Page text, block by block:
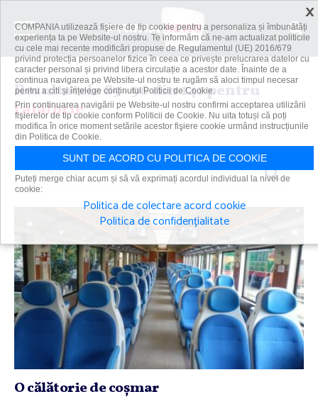
Rezultatele 85 - 96 din 141 pentru
calatorie
Caută
O călătorie de coşmar
×
COMPANIA utilizează fişiere de tip cookie pentru a personaliza și îmbunătăți
experiența ta pe Website-ul nostru. Te informăm că ne-am actualizat politicile
cu cele mai recente modificări propuse de Regulamentul (UE) 2016/679
privind protecția persoanelor fizice în ceea ce privește prelucrarea datelor cu
caracter personal și privind libera circulație a acestor date. Înainte de a
continua navigarea pe Website-ul nostru te rugăm să aloci timpul necesar
pentru a citi și înțelege conținutul Politicii de Cookie.
Prin continuarea navigării pe Website-ul nostru confirmi acceptarea utilizării
fişierelor de tip cookie conform Politicii de Cookie. Nu uita totuși că poți
modifica în orice moment setările acestor fişiere cookie urmând instrucțiunile
din Politica de Cookie.
SUNT DE ACORD CU POLITICA DE COOKIE
Puteți merge chiar acum și să vă exprimați acordul individual la nivel de
cookie:
Politica de colectare acord cookie
Politica de confidențialitate